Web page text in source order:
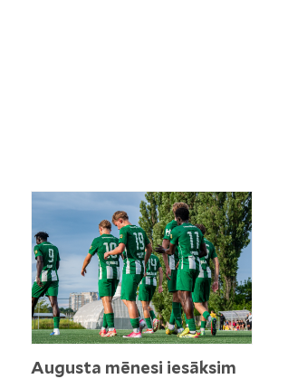
Augusta mēnesi iesāksim